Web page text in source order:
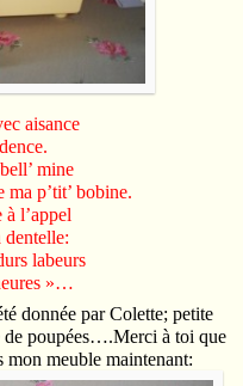
aisance
mine
p’tit’ bobine.
à l’appel
dentelle:
labeurs
»…
donnée par Colette; petite
de poupées….Merci à toi que
mon meuble maintenant: